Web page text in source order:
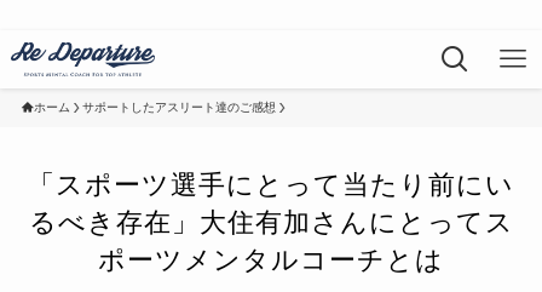
ホーム サポートしたアスリート達のご感想
「スポーツ選手にとって当たり前にい
るべき存在」大住有加さんにとってス
ポーツメンタルコーチとは